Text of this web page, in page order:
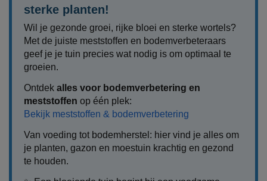
sterke planten!
Wil je gezonde groei, rijke bloei en sterke wortels?
Met de juiste meststoffen en bodemverbeteraars
geef je je tuin precies wat nodig is om optimaal te
groeien.
Ontdek alles voor bodemverbetering en
meststoffen op één plek:
Bekijk meststoffen & bodemverbetering
Van voeding tot bodemherstel: hier vind je alles om
je planten, gazon en moestuin krachtig en gezond
te houden.